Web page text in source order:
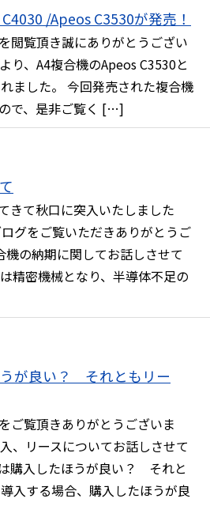
/Apeos C3530が発売！
閲覧頂き誠にありがとうござい
り、A4複合機のApeos C3530と
ました。 今回発売された複合機
で、是非ご覧く […]
きて秋口に突入いたしました
グをご覧いただきありがとうご
の納期に関してお話しさせて
精密機械となり、半導体不足の
が良い？ それともリー
ご覧頂きありがとうございま
、リースについてお話しさせて
購入したほうが良い？ それと
入する場合、購入したほうが良